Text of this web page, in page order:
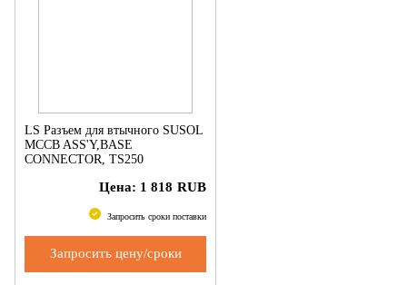
LS Разъем для втычного SUSOL
MCCB ASS'Y,BASE
CONNECTOR, TS250
Цена: 1 818 RUB
Запросить сроки поставки
Запросить цену/сроки